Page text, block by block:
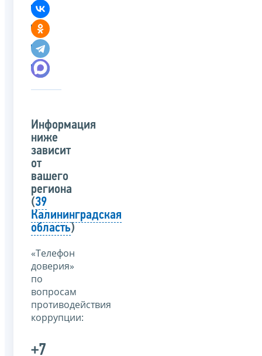
Информация
ниже
зависит
от
вашего
региона
(39
Калининградская
область)
«Телефон
доверия»
по
вопросам
противодействия
коррупции:
+7